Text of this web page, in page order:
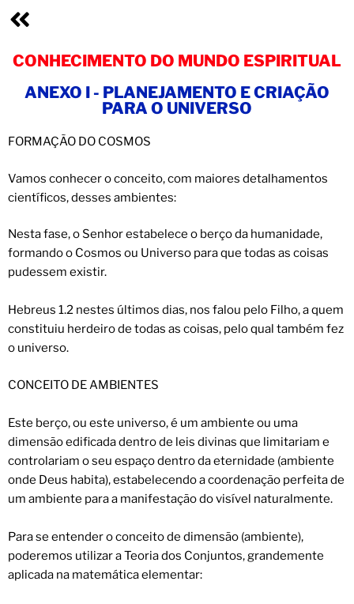
CONHECIMENTO DO MUNDO ESPIRITUAL
ANEXO I - PLANEJAMENTO E CRIAÇÃO
PARA O UNIVERSO
FORMAÇÃO DO COSMOS
Vamos conhecer o conceito, com maiores detalhamentos
científicos, desses ambientes:
Nesta fase, o Senhor estabelece o berço da humanidade,
formando o Cosmos ou Universo para que todas as coisas
pudessem existir.
Hebreus 1.2 nestes últimos dias, nos falou pelo Filho, a quem
constituiu herdeiro de todas as coisas, pelo qual também fez
o universo.
CONCEITO DE AMBIENTES
Este berço, ou este universo, é um ambiente ou uma
dimensão edificada dentro de leis divinas que limitariam e
controlariam o seu espaço dentro da eternidade (ambiente
onde Deus habita), estabelecendo a coordenação perfeita de
um ambiente para a manifestação do visível naturalmente.
Para se entender o conceito de dimensão (ambiente),
poderemos utilizar a Teoria dos Conjuntos, grandemente
aplicada na matemática elementar: